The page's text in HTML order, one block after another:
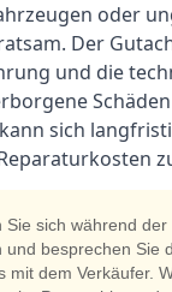
oder
Der
und die
sich
Sie sich während der
und besprechen Sie
mit dem Verkäufer.